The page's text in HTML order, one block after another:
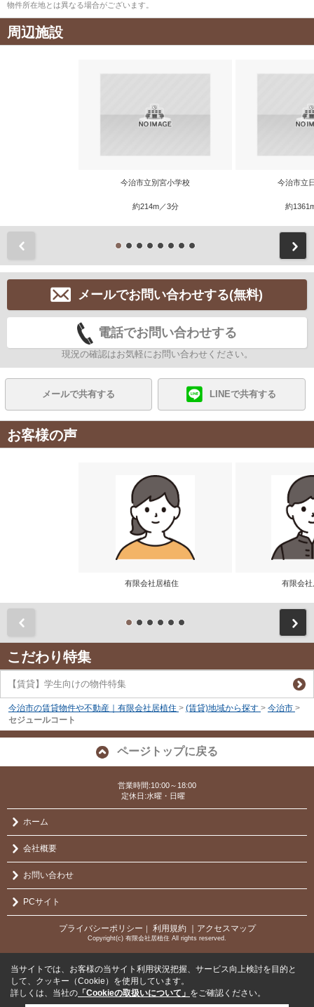
物件所在地とは異なる場合がございます。
周辺施設
今治市立別宮小学校
約214m／3分
今治市立
約
メールでお問い合わせする(無料)
電話でお問い合わせする
現況の確認はお気軽にお問い合わせください。
メールで共有する LINEで共有する
お客様の声
有限会社居植住 有限会
こだわり特集
【賃貸】学生向けの物件特集
今治市の賃貸物件や不動産｜有限会社居植住 > (賃貸)地域から探す > 今治市 >
セジュールコート
ページトップに戻る
営業時間:10:00～18:00
定休日:水曜・日曜
ホーム
会社概要
お問い合わせ
PCサイト
プライバシーポリシー 利用規約 ｜アクセスマップ
Copyright(c) 有限会社居植住 All rights reserved.
当サイトでは、お客様の当サイト利用状況把握、サービス向上検討を目的と
して、クッキー（Cookie）を使用しています。
詳しくは、当社の 「Cookieの取扱いについて」 をご確認ください。